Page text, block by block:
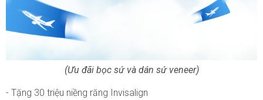
(Ưu đãi bọc sứ và dán sứ veneer)
- Tặng 30 triệu niềng răng Invisalign